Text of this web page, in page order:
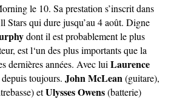
le 10. Sa prestation s’inscrit dans
Stars qui dure jusqu’au 4 août. Digne
dont il est probablement le plus
est l‘un des plus importants que la
dernières années. Avec lui Laurence
toujours. John McLean(guitare),
etUlysses Owens(batterie)